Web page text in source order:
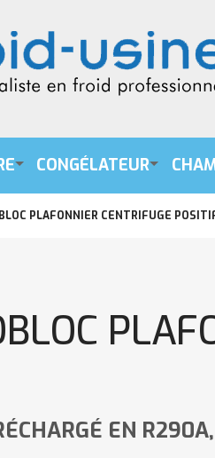
CONGÉLATEUR
PLAFONNIER CENTRIFUGE
EN